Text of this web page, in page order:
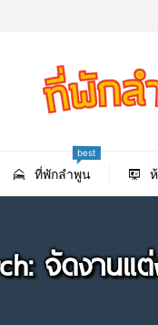
ที่พักลําพูน
best
จัดงานแ